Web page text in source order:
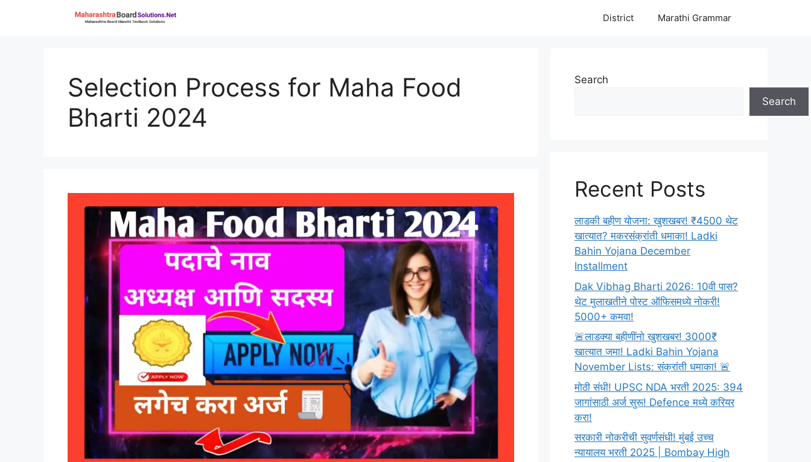
District Marathi Grammar
Selection Process for Maha Food
Bharti 2024
Search
Search
Recent Posts
लाडकी बहीण योजना: खुशखबर! ₹4500 थेट
खात्यात? मकरसंक्रांती धमाका! Ladki
Bahin Yojana December
Installment
Dak Vibhag Bharti 2026: 10वी पास?
थेट मुलाखतीने पोस्ट ऑफिसमध्ये नोकरी!
5000+ कमवा!
🚨लाडक्या बहीणींनो खुशखबर! 3000₹
खात्यात जमा! Ladki Bahin Yojana
November Lists: संक्रांती धमाका! 🚨
मोठी संधी! UPSC NDA भरती 2025: 394
जागांसाठी अर्ज सुरू! Defence मध्ये करियर
करा!
सरकारी नोकरीची सुवर्णसंधी! मुंबई उच्च
न्यायालय भरती 2025 | Bombay High